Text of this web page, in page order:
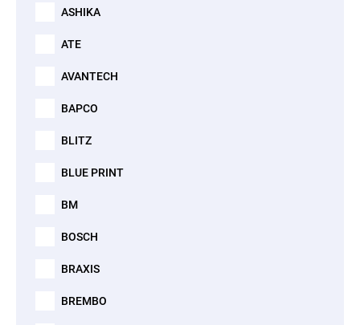
ASHIKA
ATE
AVANTECH
BAPCO
BLITZ
BLUE PRINT
BM
BOSCH
BRAXIS
BREMBO